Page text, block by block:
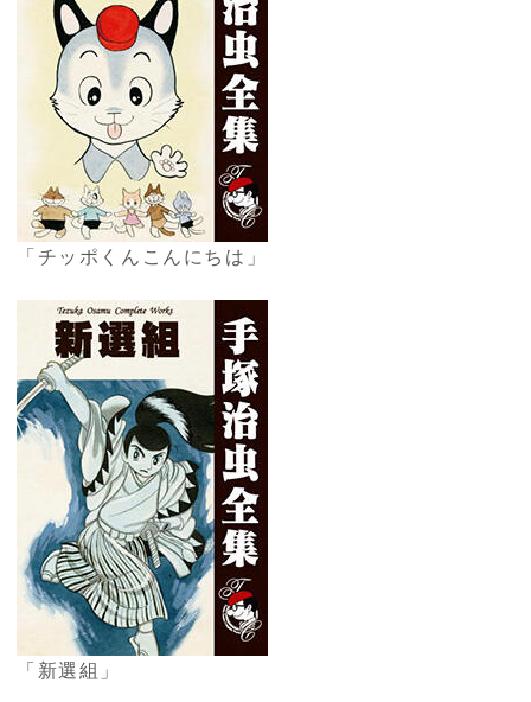
「チッポくんこんにちは」
「新選組」